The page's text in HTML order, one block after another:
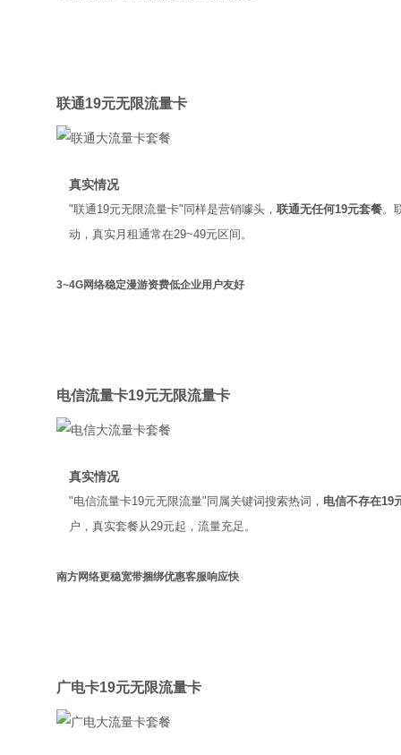
联通19元无限流量卡
真实情况
"联通19元无限流量卡"同样是营销噱头， 联通无任何19元套餐。
动，真实月租通常在29~49元区间。
3~4G网络稳定漫游资费低企业用户友好
电信流量卡19元无限流量卡
真实情况
"电信流量卡19元无限流量"同属关键词搜索热词， 电信不存在19
户，真实套餐从29元起，流量充足。
南方网络更稳宽带捆绑优惠客服响应快
广电卡19元无限流量卡